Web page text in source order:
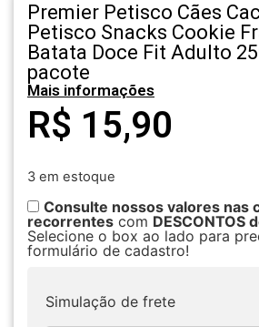
Premier Petisco Cães
Petisco Snacks Cookie
Batata Doce Fit Adulto
pacote
Mais informações
R$ 15,90
3 em estoque
Consulte nossos valores nas
recorrentes com DESCONTOS
Selecione o box ao lado para
formulário de cadastro!
Simulação de frete